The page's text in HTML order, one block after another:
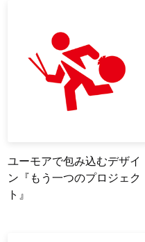
ユーモアで包み込むデザイ
ン『もう一つのプロジェク
ト』